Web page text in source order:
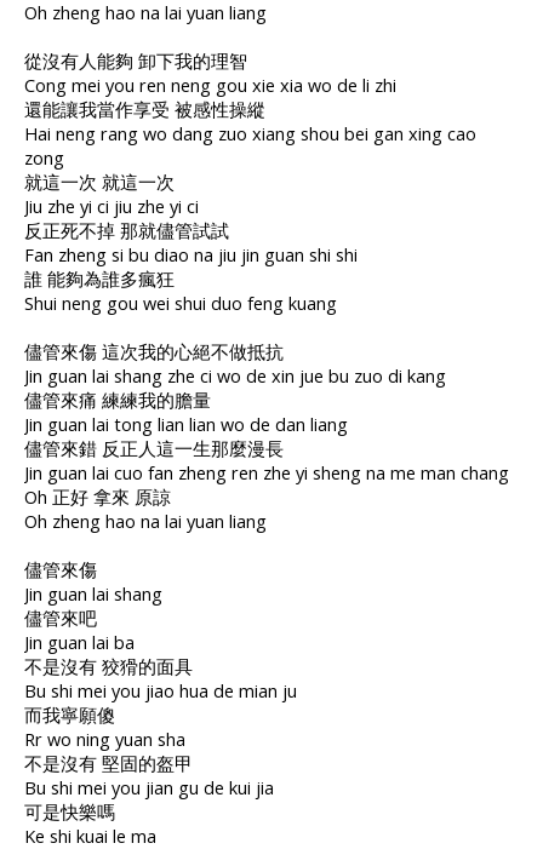
Oh zheng hao na lai yuan liang
從沒有人能夠 卸下我的理智
Cong mei you ren neng gou xie xia wo de li zhi
還能讓我當作享受 被感性操縱
Hai neng rang wo dang zuo xiang shou bei gan xing cao
zong
就這一次 就這一次
Jiu zhe yi ci jiu zhe yi ci
反正死不掉 那就儘管試試
Fan zheng si bu diao na jiu jin guan shi shi
誰 能夠為誰多瘋狂
Shui neng gou wei shui duo feng kuang
儘管來傷 這次我的心絕不做抵抗
Jin guan lai shang zhe ci wo de xin jue bu zuo di kang
儘管來痛 練練我的膽量
Jin guan lai tong lian lian wo de dan liang
儘管來錯 反正人這一生那麼漫長
Jin guan lai cuo fan zheng ren zhe yi sheng na me man chang
Oh 正好 拿來 原諒
Oh zheng hao na lai yuan liang
儘管來傷
Jin guan lai shang
儘管來吧
Jin guan lai ba
不是沒有 狡猾的面具
Bu shi mei you jiao hua de mian ju
而我寧願傻
Rr wo ning yuan sha
不是沒有 堅固的盔甲
Bu shi mei you jian gu de kui jia
可是快樂嗎
Ke shi kuai le ma